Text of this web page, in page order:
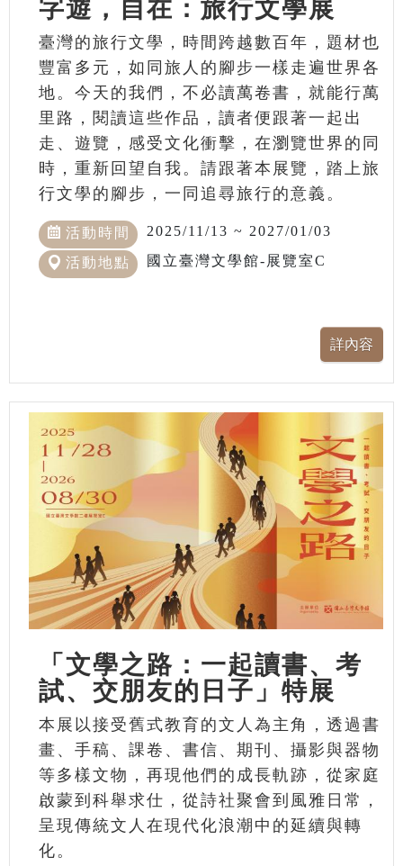
字遊，自在：旅行文學展
臺灣的旅行文學，時間跨越數百年，題材也
豐富多元，如同旅人的腳步一樣走遍世界各
地。今天的我們，不必讀萬卷書，就能行萬
里路，閱讀這些作品，讀者便跟著一起出
走、遊覽，感受文化衝擊，在瀏覽世界的同
時，重新回望自我。請跟著本展覽，踏上旅
行文學的腳步，一同追尋旅行的意義。
活動時間 2025/11/13 ~ 2027/01/03
活動地點 國立臺灣文學館-展覽室C
「文學之路：一起讀書、考
試、交朋友的日子」特展
本展以接受舊式教育的文人為主角，透過書
畫、手稿、課卷、書信、期刊、攝影與器物
等多樣文物，再現他們的成長軌跡，從家庭
啟蒙到科舉求仕，從詩社聚會到風雅日常，
呈現傳統文人在現代化浪潮中的延續與轉
化。